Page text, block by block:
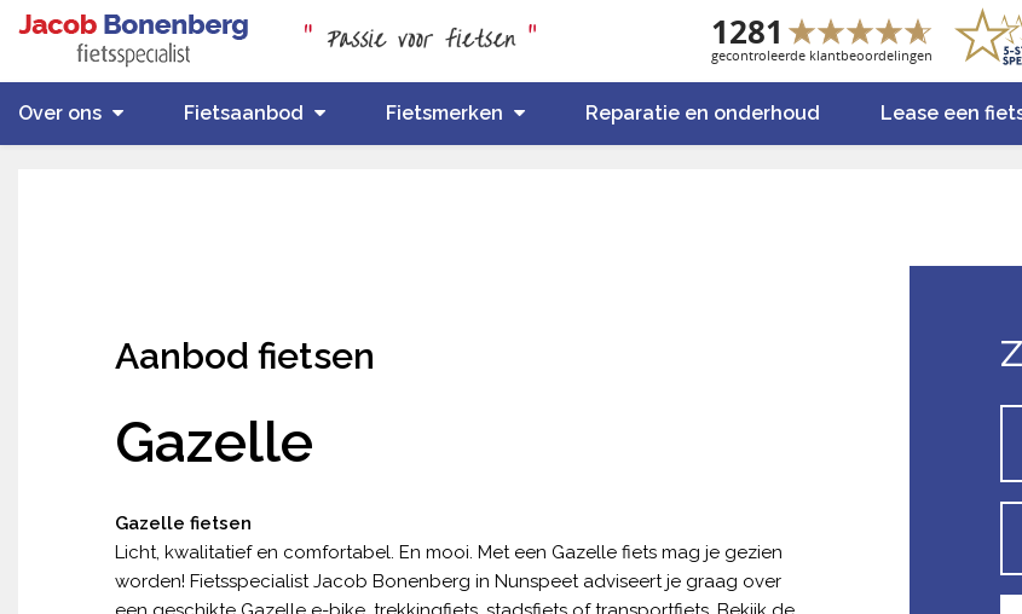
Over ons Fietsaanbod Fietsmerken Reparatie en onderhoud Lease een
Aanbod fietsen
Gazelle
Gazelle fietsen
Licht, kwalitatief en comfortabel. En mooi. Met een Gazelle fiets mag je gezien
worden! Fietsspecialist Jacob Bonenberg in Nunspeet adviseert je graag over